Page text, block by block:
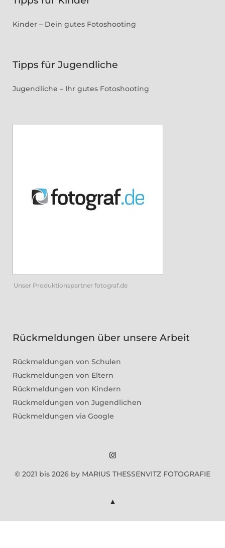
Kinder – Dein gutes Fotoshooting
Tipps für Jugendliche
Jugendliche – Ihr gutes Fotoshooting
Unser Produktionspartner fotograf.de
Rückmeldungen über unsere Arbeit
Rückmeldungen von Schulen
Rückmeldungen von Eltern
Rückmeldungen von Kindern
Rückmeldungen von Jugendlichen
Rückmeldungen via Google
Marius
Instagram
© 2021 bis 2026 by MARIUS THESSENVITZ FOTOGRAFIE